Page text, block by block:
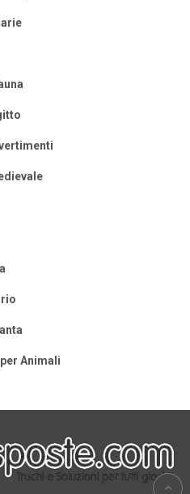
Animali